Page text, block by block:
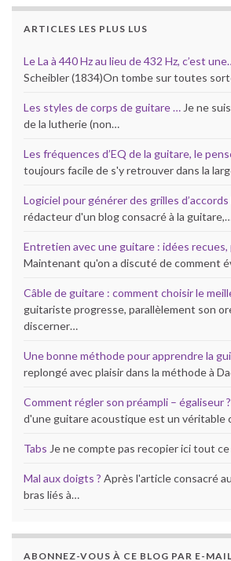
ARTICLES LES PLUS LUS
Le La à 440 Hz au lieu de 432 Hz, c’est
Scheibler (1834)On tombe sur toutes
Les styles de corps de guitare … Je ne
de la lutherie (non…
Les fréquences d’EQ de la guitare, le
toujours facile de s'y retrouver dans la
Logiciel pour générer des grilles d’accords
rédacteur d'un blog consacré à la
Entretien avec une guitare : idées
Maintenant qu'on a discuté de comment
Câble de guitare : comment choisir le
guitariste progresse, parallèlement son
discerner…
Une bonne méthode pour apprendre la
replongé avec plaisir dans la méthode à
Comment régler son préampli – égaliseur ?
d'une guitare acoustique est un véritable
Tabs Je ne compte pas recopier ici tout
Mal aux doigts ? Après l'article consacré
bras liés à…
ABONNEZ-VOUS À CE BLOG PAR E-